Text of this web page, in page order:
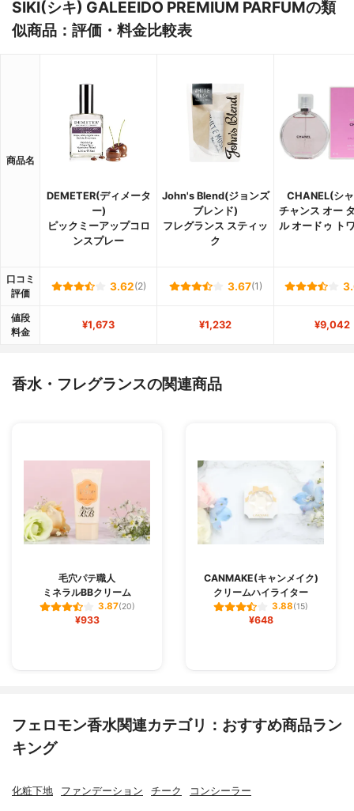
SIKI(シキ) GALEEIDO PREMIUM PARFUMの類
似商品：評価・料金比較表
商品名
DEMETER(ディメータ
ー)
ピックミーアップコロ
ンスプレー
John's Blend(ジョンズ
ブレンド)
フレグランス スティッ
ク
CHANEL(シ
チャンス オー
ル オードゥ ト
口コミ
評価
3.62(2) 3.67(1)
値段
料金
¥1,673 ¥1,232 ¥9,042
香水・フレグランスの関連商品
毛穴パテ職人
ミネラルBBクリーム
3.87(20)
¥933
CANMAKE(キャンメイク)
クリームハイライター
3.88(15)
¥648
フェロモン香水関連カテゴリ：おすすめ商品ラン
キング
化粧下地 ファンデーション チーク コンシーラー